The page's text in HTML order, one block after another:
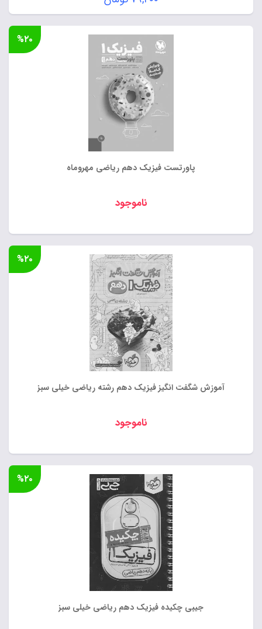
اصلی:
۹۹,۰۰۰ تومان
بود.
قیمت
فعلی:
۷۹,۲۰۰ تومان.
پاورتست فیزیک دهم ریاضی مهروماه
ناموجود
%۲۰
آموزش شگفت انگیز فیزیک دهم رشته ریاضی خیلی سبز
ناموجود
%۲۰
جیبی چکیده فیزیک دهم ریاضی خیلی سبز
%۲۰